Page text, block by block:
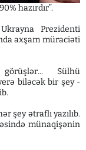
hazırdır”.
Prezidenti
axşam müraciəti
Sülhü
biləcək bir şey -
şey ətraflı yazılıb.
münaqişənin